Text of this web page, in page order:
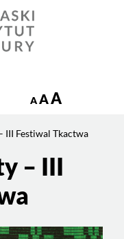
A AA
III Festiwal Tkactwa
– III